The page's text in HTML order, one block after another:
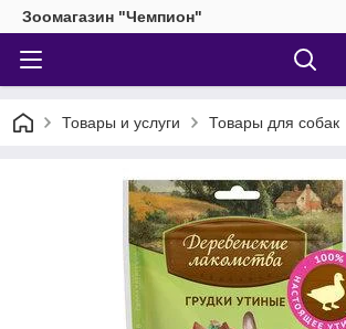
Зоомагазин "Чемпион"
Товары и услуги Товары для собак